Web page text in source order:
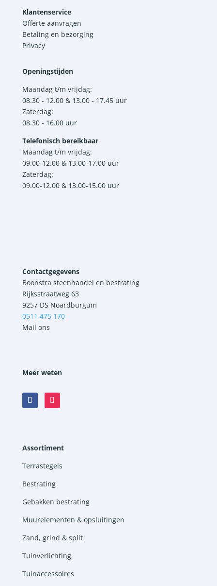
Klantenservice
Offerte aanvragen
Betaling en bezorging
Privacy
Openingstijden
Maandag t/m vrijdag:
08.30 - 12.00 & 13.00 - 17.45 uur
Zaterdag:
08.30 - 16.00 uur
Telefonisch bereikbaar
Maandag t/m vrijdag:
09.00-12.00 & 13.00-17.00 uur
Zaterdag:
09.00-12.00 & 13.00-15.00 uur
Contactgegevens
Boonstra steenhandel en bestrating
Rijksstraatweg 63
9257 DS Noardburgum
0511 475 170
Mail ons
Meer weten
Assortiment
Terrastegels
Bestrating
Gebakken bestrating
Muurelementen & opsluitingen
Zand, grind & split
Tuinverlichting
Tuinaccessoires